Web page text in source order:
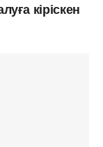
кіріскен